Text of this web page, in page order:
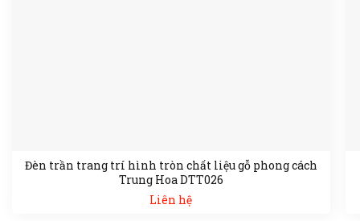
Đèn trần trang trí hình tròn chất liệu gỗ phong cách
Trung Hoa DTT026
Liên hệ